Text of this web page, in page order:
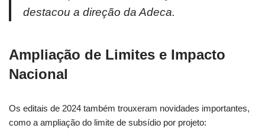
destacou a direção da Adeca.
Ampliação de Limites e Impacto
Nacional
Os editais de 2024 também trouxeram novidades importantes,
como a ampliação do limite de subsídio por projeto: